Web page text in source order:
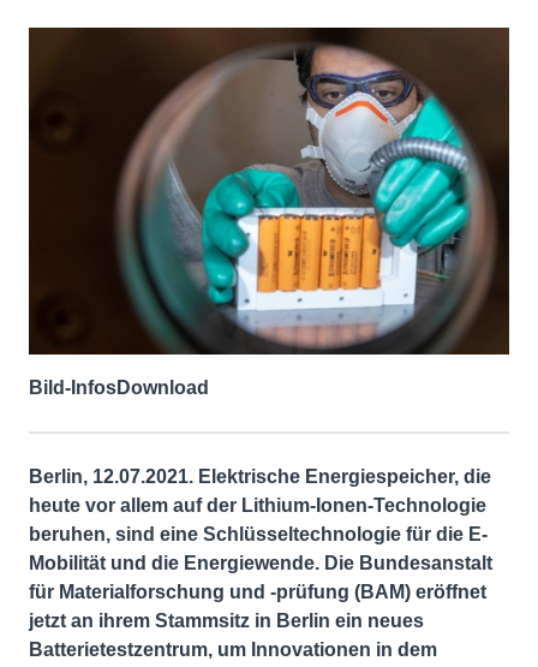
Bild-InfosDownload
Berlin, 12.07.2021. Elektrische Energiespeicher, die
heute vor allem auf der Lithium-Ionen-Technologie
beruhen, sind eine Schlüsseltechnologie für die E-
Mobilität und die Energiewende. Die Bundesanstalt
für Materialforschung und -prüfung (BAM) eröffnet
jetzt an ihrem Stammsitz in Berlin ein neues
Batterietestzentrum, um Innovationen in dem